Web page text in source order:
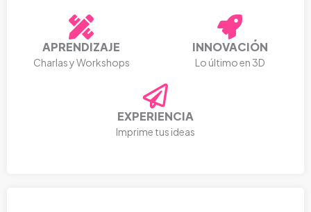
APRENDIZAJE
Charlas y Workshops
INNOVACIÓN
Lo último en 3D
EXPERIENCIA
Imprime tus ideas